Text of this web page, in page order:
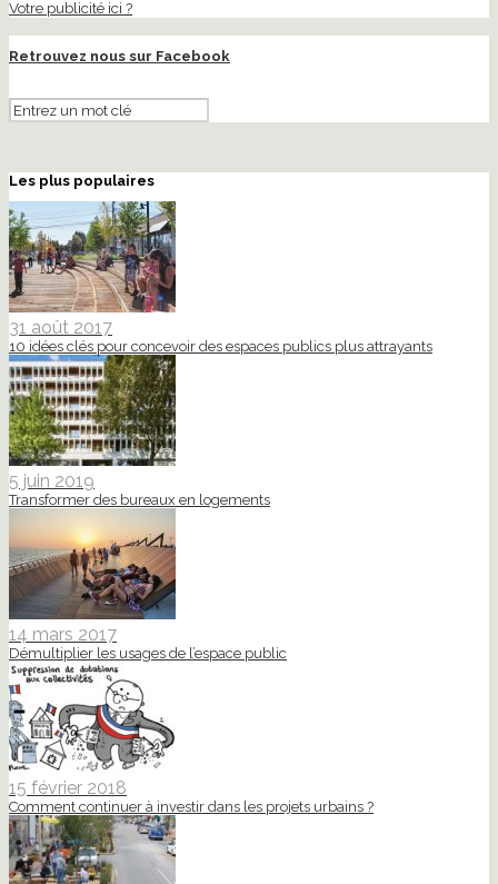
Votre publicité ici ?
Retrouvez nous sur Facebook
Les plus populaires
31 août 2017
10 idées clés pour concevoir des espaces publics plus attrayants
5 juin 2019
Transformer des bureaux en logements
14 mars 2017
Démultiplier les usages de l’espace public
15 février 2018
Comment continuer à investir dans les projets urbains ?